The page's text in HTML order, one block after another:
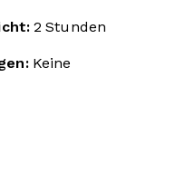
2 Stunden
Keine